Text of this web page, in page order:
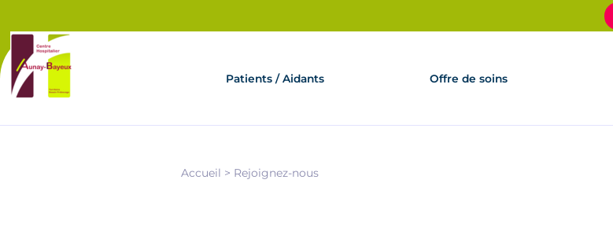
Patients / Aidants Offre de soins
Accueil > Rejoignez-nous